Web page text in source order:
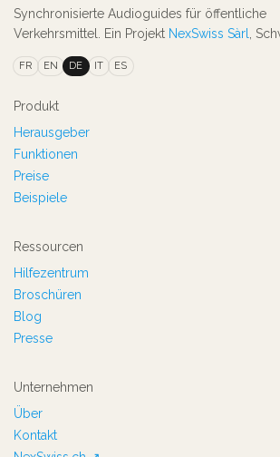
Synchronisierte Audioguides für öffentliche
Verkehrsmittel. Ein Projekt NexSwiss Sàrl ,
FR EN DE IT ES
Produkt
Herausgeber
Funktionen
Preise
Beispiele
Ressourcen
Hilfezentrum
Broschüren
Blog
Presse
Unternehmen
Über
Kontakt